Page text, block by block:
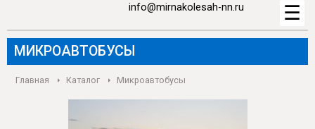
info@mirnakolesah-nn.ru
МИКРОАВТОБУСЫ
Главная Каталог Микроавтобусы